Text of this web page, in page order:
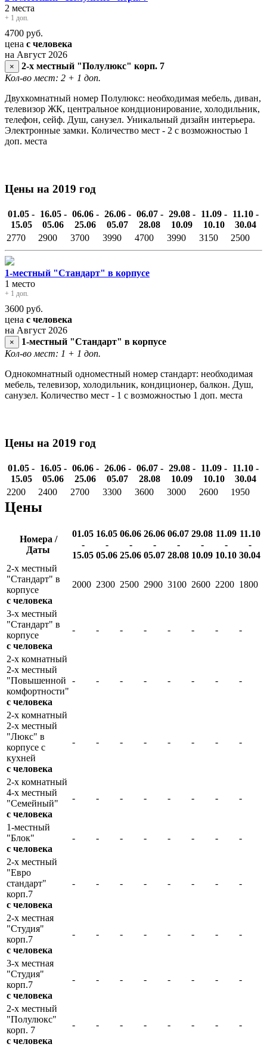
2 места
+ 1 доп.
4700 руб.
цена с человека
на Август 2026
×
2-х местный "Полулюкс" корп. 7
Кол-во мест: 2 + 1 доп.
Двухкомнатный номер Полулюкс: необходимая мебель, диван,
телевизор ЖК, центральное кондционирование, холодильник,
телефон, сейф. Душ, санузел. Уникальный дизайн интерьера.
Электронные замки. Количество мест - 2 с возможностью 1
доп. места
Цены на 2019 год
01.05 -
15.05
16.05 -
05.06
06.06 -
25.06
26.06 -
05.07
06.07 -
28.08
29.08 -
10.09
11.09 -
10.10
11.10 -
30.04
2770
2900 3700 3990 4700 3990 3150 2500
1-местный "Стандарт" в корпусе
1 место
+ 1 доп.
3600 руб.
цена с человека
на Август 2026
×
1-местный "Стандарт" в корпусе
Кол-во мест: 1 + 1 доп.
Однокомнатный одноместный номер стандарт: необходимая
мебель, телевизор, холодильник, кондиционер, балкон. Душ,
санузел. Количество мест - 1 с возможностью 1 доп. места
Цены на 2019 год
01.05 -
15.05
16.05 -
05.06
06.06 -
25.06
26.06 -
05.07
06.07 -
28.08
29.08 -
10.09
11.09 -
10.10
11.10 -
30.04
2200
2400 2700 3300 3600 3000 2600 1950
Цены
Номера /
Даты
01.05
-
15.05
16.05
-
05.06
06.06
-
25.06
26.06
-
05.07
06.07
-
28.08
29.08
-
10.09
11.09
-
10.10
11.10
-
30.04
2-х местный
"Стандарт" в
корпусе
с человека
2000 2300 2500 2900 3100 2600 2200 1800
3-х местный
"Стандарт" в
корпусе
с человека
- - - - - - - -
2-х комнатный
2-х местный
"Повышенной
комфортности"
с человека
- - - - - - - -
2-х комнатный
2-х местный
"Люкс" в
корпусе с
кухней
с человека
- - - - - - - -
2-х комнатный
4-х местный
"Семейный"
с человека
- - - - - - - -
1-местный
"Блок"
с человека
- - - - - - - -
2-х местный
"Евро
стандарт"
корп.7
с человека
- - - - - - - -
2-х местная
"Студия"
корп.7
с человека
- - - - - - - -
3-х местная
"Студия"
корп.7
с человека
- - - - - - - -
2-х местный
"Полулюкс"
корп. 7
с человека
- - - - - - - -